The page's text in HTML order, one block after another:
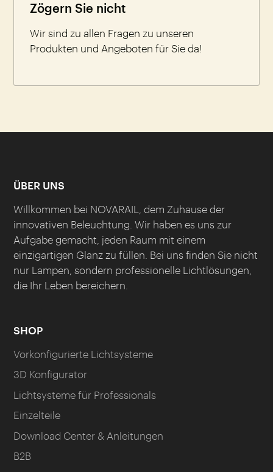
Zögern Sie nicht
Wir sind zu allen Fragen zu unseren
Produkten und Angeboten für Sie da!
ÜBER UNS
Willkommen bei NOVARAIL, dem Zuhause der
innovativen Beleuchtung. Wir haben es uns zur
Aufgabe gemacht, jeden Raum mit einem
einzigartigen Glanz zu füllen. Bei uns finden Sie nicht
nur Lampen, sondern professionelle Lichtlösungen,
die Ihr Leben bereichern.
SHOP
Vorkonfigurierte Lichtsysteme
3D Konfigurator
Lichtsysteme für Professionals
Einzelteile
Download Center & Anleitungen
B2B